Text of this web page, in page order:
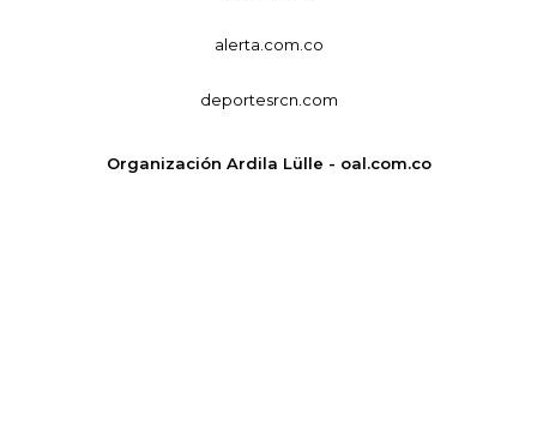
alerta.com.co
deportesrcn.com
Organización Ardila Lülle - oal.com.co